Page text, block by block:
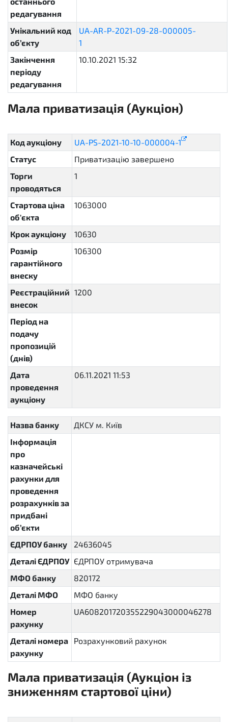
редагування
Унікальний код
об’єкту
UA-AR-P-2021-09-28-000005-
1
Закінчення
періоду
редагування
10.10.2021 15:32
Мала приватизація (Аукціон)
Код аукціону
UA-PS-2021-10-10-000004-1
Статус
Приватизацію завершено
Торги
проводяться
1
Стартова ціна
об'єкта
1063000
Крок аукціону
10630
Розмір
гарантійного
внеску
106300
Реєстраційний
внесок
1200
Період на
подачу
пропозицій
(днів)
Дата
проведення
аукціону
06.11.2021 11:53
Назва банку
ДКСУ м. Київ
Інформація
про
казначейські
рахунки для
проведення
розрахунків за
придбані
об’єкти
ЄДРПОУ банку
24636045
Деталі ЄДРПОУ ЄДРПОУ отримувача
МФО банку
820172
Деталі МФО
МФО банку
Номер
рахунку
UA608201720355229043000046278
Деталі номера
рахунку
Розрахунковий рахунок
Мала приватизація (Аукціон із
зниженням стартової ціни)